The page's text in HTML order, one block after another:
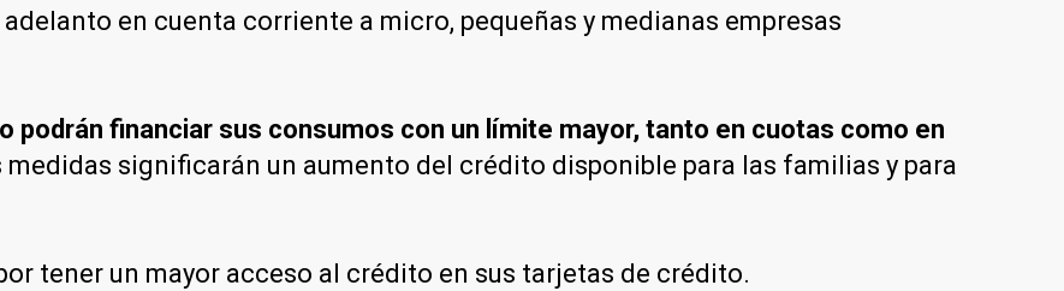
en cuenta corriente a micro, pequeñas y medianas empresas
podrán financiar sus consumos con un límite mayor, tanto en cuotas como en
significarán un aumento del crédito disponible para las familias y para
tener un mayor acceso al crédito en sus tarjetas de crédito.